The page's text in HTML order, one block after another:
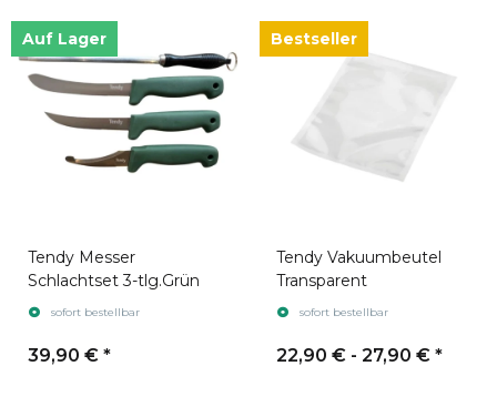
Auf Lager
Tendy Messer
Schlachtset 3-tlg.Grün
sofort bestellbar
39,90 € *
Bestseller
Tendy Vakuumbeutel
Transparent
sofort bestellbar
22,90 € - 27,90 € *